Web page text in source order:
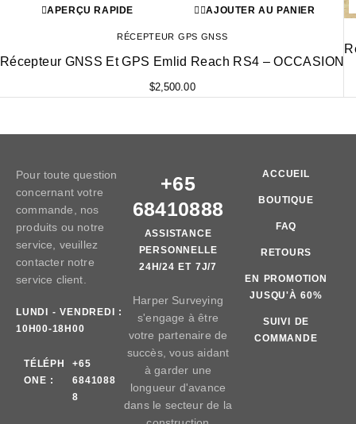
APERÇU RAPIDE AJOUTER AU PANIER
RÉCEPTEUR GPS GNSS
Récepteur GNSS Et GPS Emlid Reach RS4 – OCCASION
$2,500.00
Pour toute question
concernant votre
commande, nos
produits ou notre
service, veuillez
contacter notre
service client.
LUNDI - VENDREDI :
10H00-18H00
TÉLÉPH
ONE :
+65
6841088
8
+65
68410888
ASSISTANCE
PERSONNELLE
24H/24 ET 7J/7
Harper Surveying
s'engage à être
votre partenaire de
succès, vous aidant
à garder une
longueur d'avance
dans le secteur de la
ACCUEIL
BOUTIQUE
FAQ
RETOURS
EN PROMOTION
JUSQU'À 60%
SUIVI DE
COMMANDE